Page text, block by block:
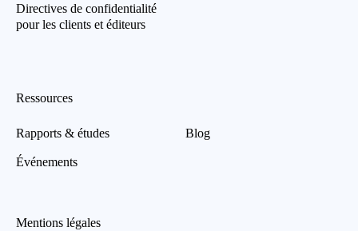
Directives de confidentialité
pour les clients et éditeurs
Ressources
Rapports & études
Événements
Blog
Mentions légales